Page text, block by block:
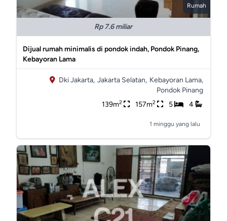
Rumah
Rp 7.6 miliar
Dijual rumah minimalis di pondok indah, Pondok Pinang,
Kebayoran Lama
Dki Jakarta, Jakarta Selatan, Kebayoran Lama,
Pondok Pinang
139m2 157m2 5 4
1 minggu yang lalu